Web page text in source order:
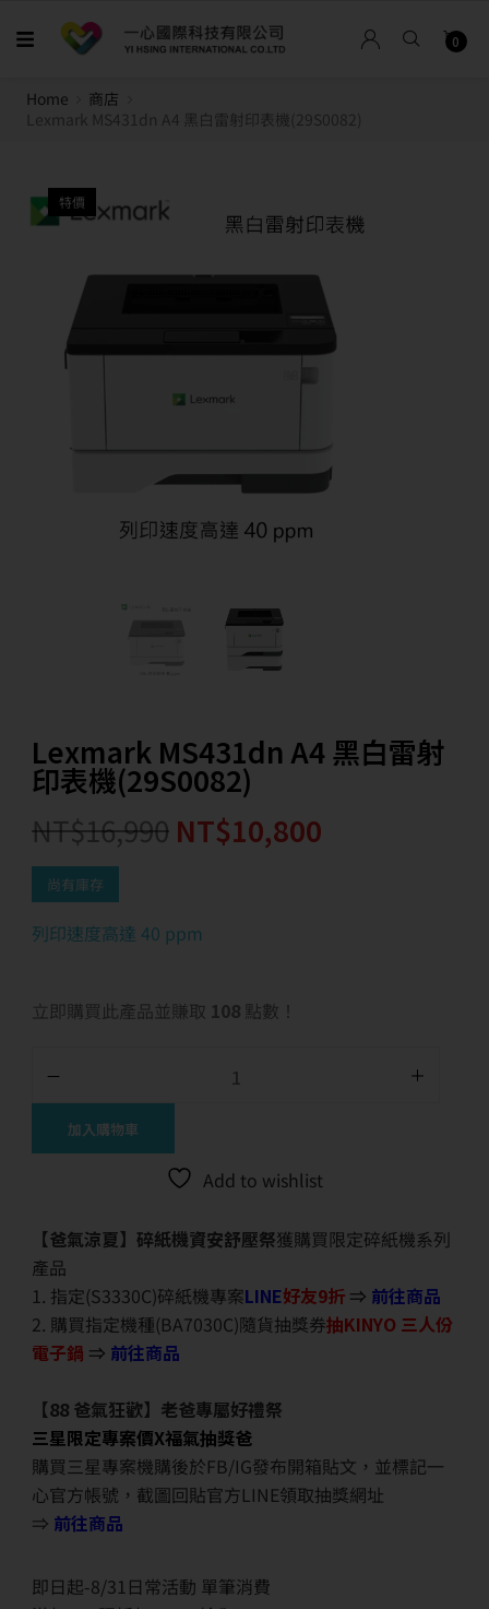
0
Home
商店
Lexmark MS431dn A4 黑白雷射印表機(29S0082)
特價
Lexmark MS431dn A4 黑白雷射
印表機(29S0082)
NT$16,990 NT$10,800
尚有庫存
列印速度高達 40 ppm
立即購買此產品並賺取 108 點數！
加入購物車
Add to wishlist
【爸氣涼夏】碎紙機資安舒壓祭獲購買限定碎紙機系列
產品
1. 指定(S3330C)碎紙機專案LINE好友9折 ⇒ 前往商品
2. 購買指定機種(BA7030C)隨貨抽獎券抽KINYO 三人份
電子鍋 ⇒ 前往商品
【88 爸氣狂歡】老爸專屬好禮祭
三星限定專案價X福氣抽獎爸
購買三星專案機購後於FB/IG發布開箱貼文，並標記一
心官方帳號，截圖回貼官方LINE領取抽獎網址
⇒ 前往商品
即日起-8/31日常活動 單筆消費